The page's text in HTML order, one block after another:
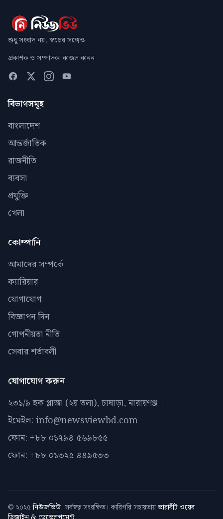
শুধু সংবাদ নয়, স্বপ্নের সঙ্গেও
প্রকাশক ও সম্পাদক: কাজল কানন
বিভাগসমূহ
বাংলাদেশ
আন্তর্জাতিক
রাজনীতি
ব্যবসা
প্রযুক্তি
খেলা
কোম্পানি
আমাদের সম্পর্কে
ক্যারিয়ার
যোগাযোগ
বিজ্ঞাপন দিন
গোপনীয়তা নীতি
সেবার শর্তাবলী
যোগাযোগ করুন
২৩১/৯ হক প্লাজা (২য় তলা), চাষাড়া, নারায়ণঞ্জ।
ইমেইল: info@newsviewbd.com
ফোন: +৮৮ ০১৭৯৪ ৫৬৯৮৫৫
ফোন: +৮৮ ০১৩২৫ ৪৪৯৫৩৩
© ২০২৫ নিউজভিউ. সর্বস্বত্ব সংরক্ষিত। কারিগরি সহায়তায়ভারাবীট ওয়েব